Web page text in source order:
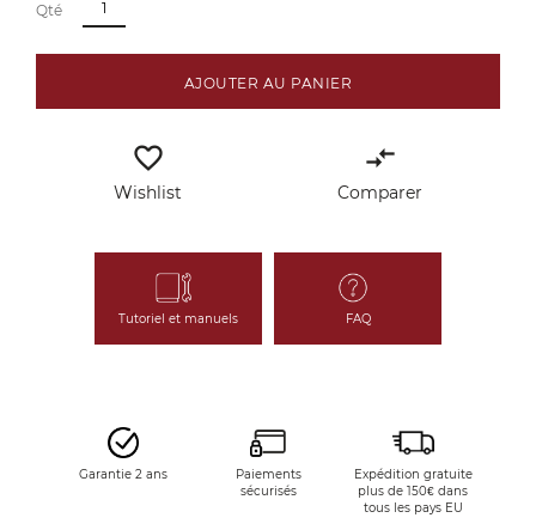
Qté
AJOUTER AU PANIER
favorite_border
Wishlist
compare_arrows
Comparer
Tutoriel et manuels FAQ
Garantie 2 ans
Paiements
sécurisés
Expédition gratuite
plus de 150€ dans
tous les pays EU